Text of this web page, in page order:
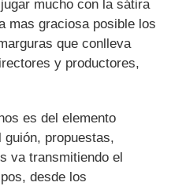
mucho con la sátira
mas graciosa posible los
que conlleva
y productores,
es del elemento
propuestas,
va transmitiendo el
desde los